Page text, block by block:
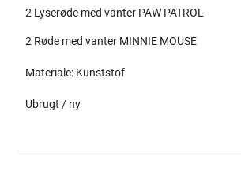
2 Lyserøde med vanter PAW PATROL
2 Røde med vanter MINNIE MOUSE
Materiale: Kunststof
Ubrugt / ny